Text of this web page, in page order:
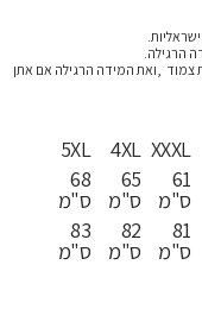
הרגילה.
צמוד ,ואת המידה הרגילה אם אתן
5XL
68
ס"מ
83
ס"מ
4XL
65
ס"מ
82
ס"מ
XXXL
61
ס"מ
81
ס"מ